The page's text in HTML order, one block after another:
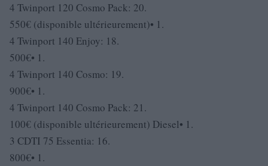
4 Twinport 120 Cosmo Pack: 20.
550€ (disponible ultérieurement)• 1.
4 Twinport 140 Enjoy: 18.
500€• 1.
4 Twinport 140 Cosmo: 19.
900€• 1.
4 Twinport 140 Cosmo Pack: 21.
100€ (disponible ultérieurement) Diesel• 1.
3 CDTI 75 Essentia: 16.
800€• 1.